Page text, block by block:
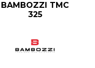
BAMBOZZI TMC
325